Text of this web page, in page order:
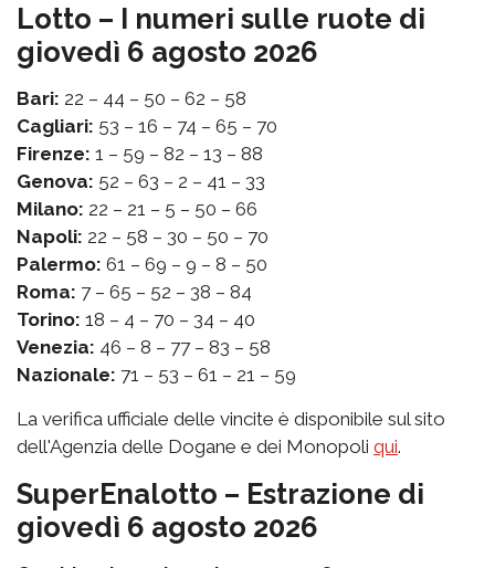
Lotto – I numeri sulle ruote di
giovedì 6 agosto 2026
Bari: 22 – 44 – 50 – 62 – 58
Cagliari: 53 – 16 – 74 – 65 – 70
Firenze: 1 – 59 – 82 – 13 – 88
Genova: 52 – 63 – 2 – 41 – 33
Milano: 22 – 21 – 5 – 50 – 66
Napoli: 22 – 58 – 30 – 50 – 70
Palermo: 61 – 69 – 9 – 8 – 50
Roma: 7 – 65 – 52 – 38 – 84
Torino: 18 – 4 – 70 – 34 – 40
Venezia: 46 – 8 – 77 – 83 – 58
Nazionale: 71 – 53 – 61 – 21 – 59
La verifica ufficiale delle vincite è disponibile sul sito
dell'Agenzia delle Dogane e dei Monopoli qui.
SuperEnalotto – Estrazione di
giovedì 6 agosto 2026